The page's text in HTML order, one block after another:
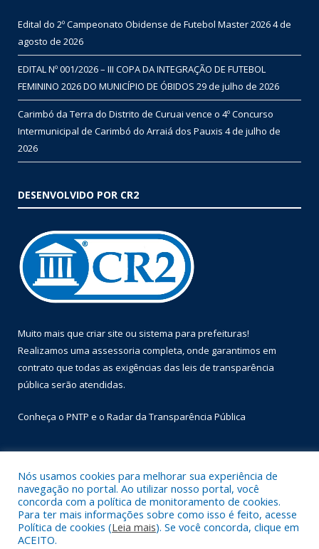
Edital do 2º Campeonato Obidense de Futebol Master 20264 de
agosto de 2026
EDITAL Nº 001/2026 – III COPA DA INTEGRAÇÃO DE FUTEBOL
FEMININO 2026 DO MUNICÍPIO DE ÓBIDOS 29 de julho de 2026
Carimbó da Terra do Distrito de Curuai vence o 4º Concurso
Intermunicipal de Carimbó do Arraiá dos Pauxis 4 de julho de
2026
DESENVOLVIDO POR CR2
Muito mais que criar site ou sistema para prefeituras!
Realizamos uma assessoria completa, onde garantimos em
contrato que todas as exigências das leis de transparência
pública serão atendidas.
Conheça o PNTP e o Radar da Transparência Pública
Todos os direitos reservados a Prefeitura Municipal de Óbidos.
Mapa do Site
Acessar Área Administrativa
Acessar Webmail
Nós usamos cookies para melhorar sua experiência de
navegação no portal. Ao utilizar nosso portal, você
concorda com a política de monitoramento de cookies.
Para ter mais informações sobre como isso é feito, acesse
Política de cookies (Leia mais). Se você concorda, clique em
ACEITO.